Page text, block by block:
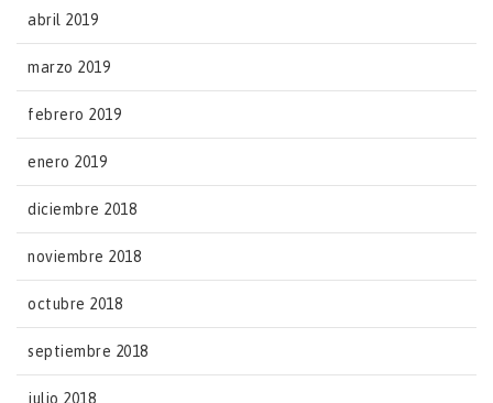
abril 2019
marzo 2019
febrero 2019
enero 2019
diciembre 2018
noviembre 2018
octubre 2018
septiembre 2018
julio 2018